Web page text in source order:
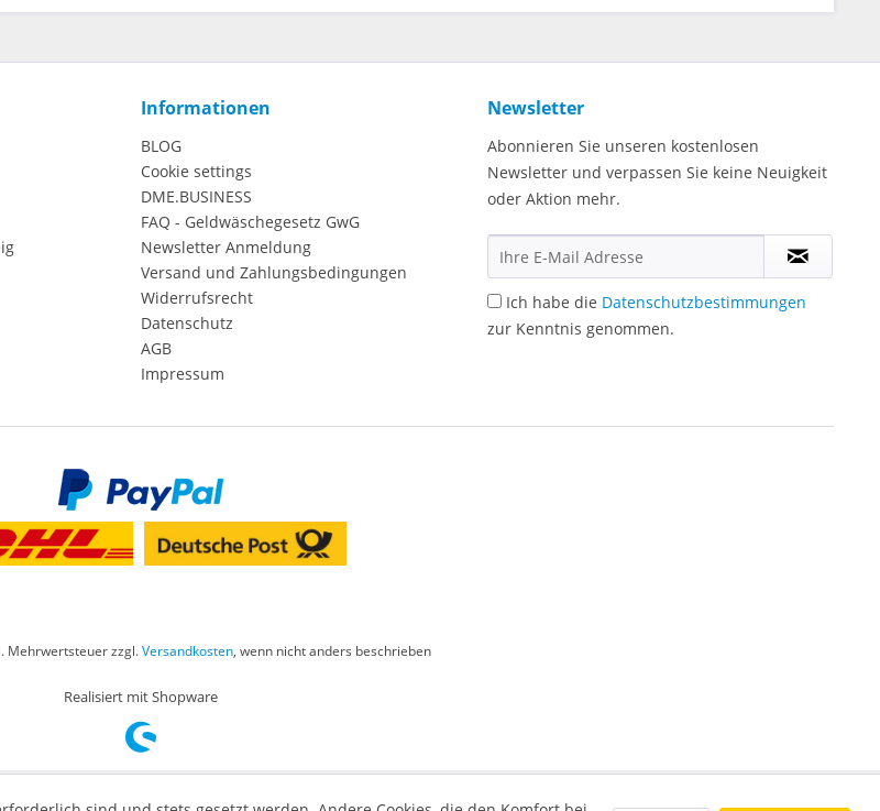
Informationen
BLOG
Cookie settings
DME.BUSINESS
FAQ - Geldwäschegesetz GwG
Newsletter Anmeldung
Versand und Zahlungsbedingungen
Widerrufsrecht
Datenschutz
AGB
Impressum
Newsletter
Abonnieren Sie unseren kostenlosen
Newsletter und verpassen Sie keine Neuigkeit
oder Aktion mehr.
Ich habe die Datenschutzbestimmungen
zur Kenntnis genommen.
Mehrwertsteuer zzgl.Versandkosten, wenn nicht anders beschrieben
Realisiert mit Shopware